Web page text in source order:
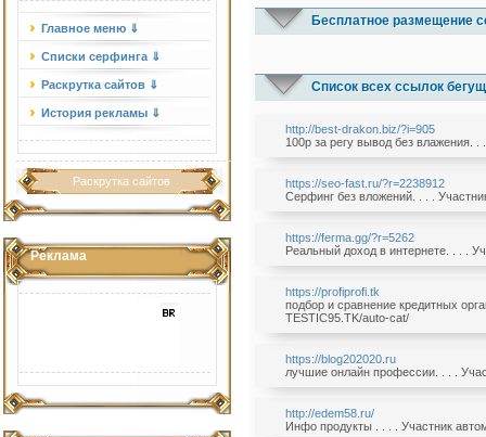
Главное меню ⇓
Списки серфинга ⇓
Раскрутка сайтов ⇓
История рекламы ⇓
Раскрутка сайтов
Реклама
Бесплатное размещение
Список всех ссылок
http://best-drakon.biz/?i=905
100р за регу вывод без влажения. .
https://seo-fast.ru/?r=2238912
Серфинг без вложений. . . .
https://ferma.gg/?r=5262
Реальный доход в интернете. . . .
https://profiprofi.tk
подбор и сравнение кредитных
TESTIC95.TK/auto-cat/
https://blog202020.ru
лучшие онлайн профессии. . . .
http://edem58.ru/
Инфо продукты . . . . Участник